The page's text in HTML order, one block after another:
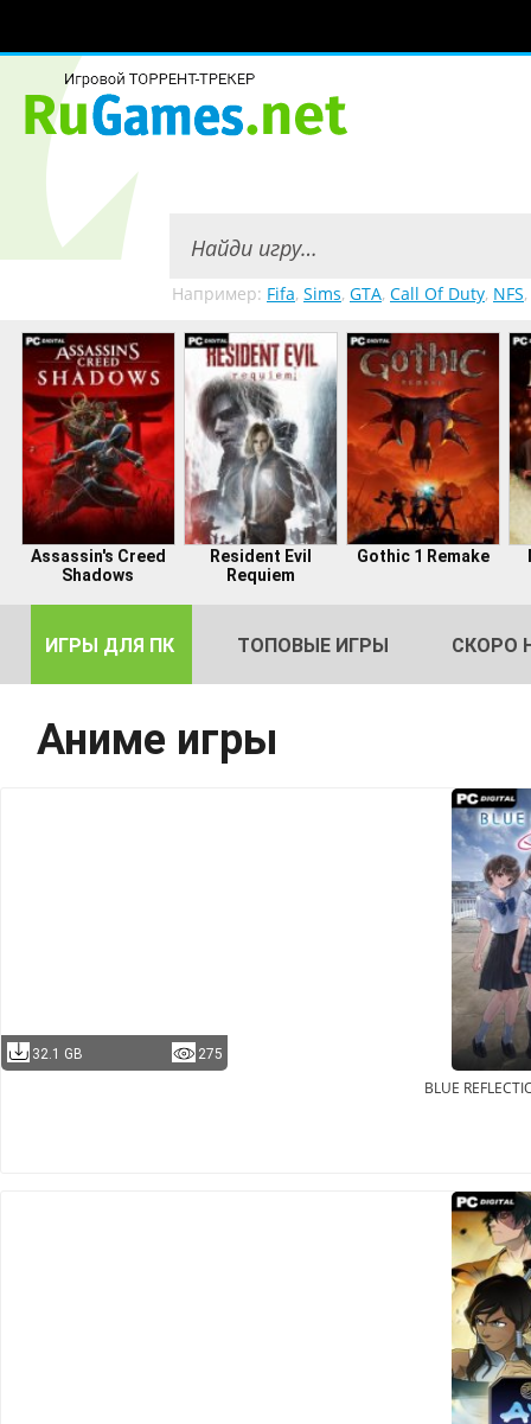
Например: Fifa, Sims, GTA, Call Of Duty, NFS,
Assassin's Creed
Shadows
Resident Evil
Requiem
Gothic 1 Remake
ИГРЫ ДЛЯ ПК ТОПОВЫЕ ИГРЫ СКОРО
Аниме игры
32.1 GB 275
BLUE